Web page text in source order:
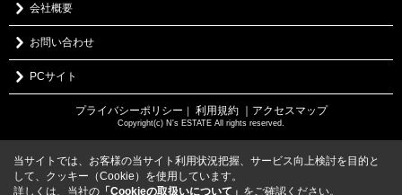
会社概要
お問い合わせ
PCサイト
プライバシーポリシー ｜ 利用規約 ｜アクセスマップ
Copyright(c) N's ESTATE All rights reserved.
当サイトでは、お客様の当サイト利用状況把握、サービス向上検討を目的と
して、クッキー（Cookie）を使用しています。
詳しくは、当社の 「Cookieの取扱いについて」 をご確認ください。